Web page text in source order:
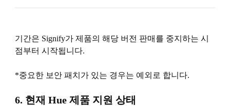
기간은 Signify가 제품의 해당 버전 판매를 중지하는 시
점부터 시작됩니다.
*중요한 보안 패치가 있는 경우는 예외로 합니다.
6. 현재 Hue 제품 지원 상태